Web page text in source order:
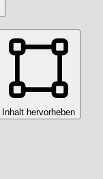
Inhalt hervorheben